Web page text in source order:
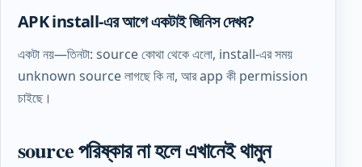
APK install-এর আগে একটাই জিনিস দেখব?
একটা নয়—তিনটা: source কোথা থেকে এলো, install-এর সময়
unknown source লাগছে কি না, আর app কী permission
চাইছে।
source পরিষ্কার না হলে এখানেই থামুন